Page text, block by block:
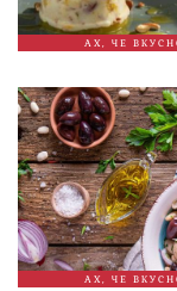
АХ, ЧЕ
АХ, ЧЕ